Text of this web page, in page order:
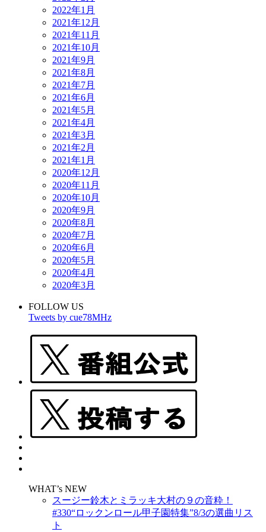
2022年1月
2021年12月
2021年11月
2021年10月
2021年9月
2021年8月
2021年7月
2021年6月
2021年5月
2021年4月
2021年3月
2021年2月
2021年1月
2020年12月
2020年11月
2020年10月
2020年9月
2020年8月
2020年7月
2020年6月
2020年5月
2020年4月
2020年3月
FOLLOW US
Tweets by cue78MHz
WHAT’s NEW
スージー鈴木とミラッキ大村の９の音粋！
#330“ロックンロール甲子園特集”8/3の選曲リス
ト